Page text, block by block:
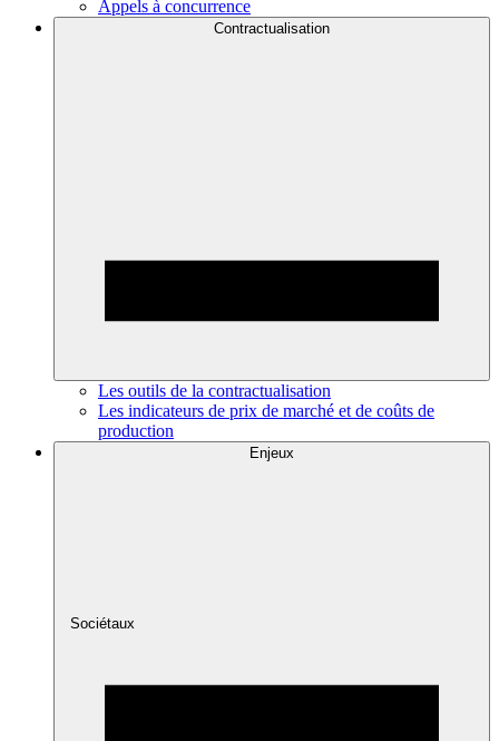
Appels à concurrence
Contractualisation
Les outils de la contractualisation
Les indicateurs de prix de marché et de coûts de
production
Enjeux
Sociétaux